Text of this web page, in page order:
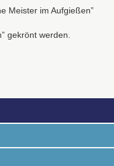
Meister im Aufgießen”
gekrönt werden.